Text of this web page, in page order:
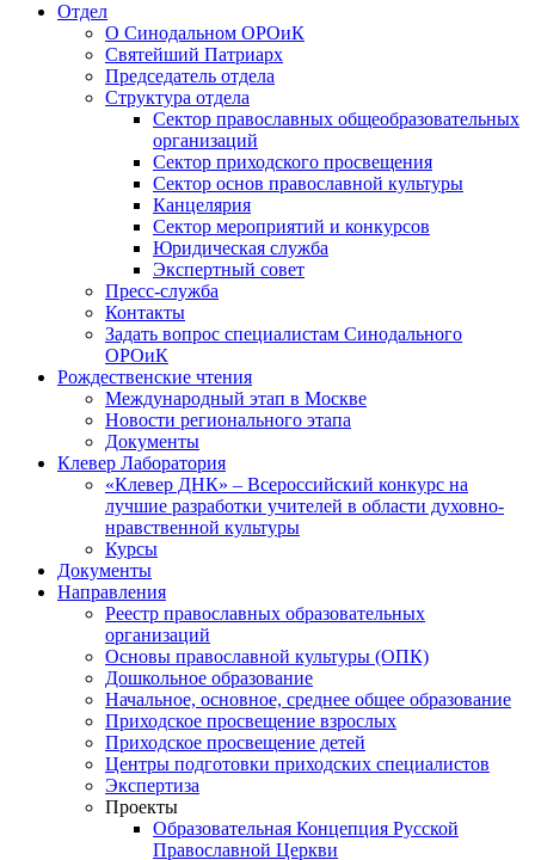
Отдел
О Синодальном ОРОиК
Святейший Патриарх
Председатель отдела
Структура отдела
Сектор православных общеобразовательных
организаций
Сектор приходского просвещения
Сектор основ православной культуры
Канцелярия
Сектор мероприятий и конкурсов
Юридическая служба
Экспертный совет
Пресс-служба
Контакты
Задать вопрос специалистам Синодального
ОРОиК
Рождественские чтения
Международный этап в Москве
Новости регионального этапа
Документы
Клевер Лаборатория
«Клевер ДНК» – Всероссийский конкурс на
лучшие разработки учителей в области духовно-
нравственной культуры
Курсы
Документы
Направления
Реестр православных образовательных
организаций
Основы православной культуры (ОПК)
Дошкольное образование
Начальное, основное, среднее общее образование
Приходское просвещение взрослых
Приходское просвещение детей
Центры подготовки приходских специалистов
Экспертиза
Проекты
Образовательная Концепция Русской
Православной Церкви